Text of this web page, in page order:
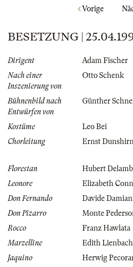
Vorige
BESETZUNG |
Dirigent
Adam Fischer
Nach einer
Inszenierung von
Otto Schenk
Bühnenbild nach
Entwürfen von
Günther
Kostüme
Leo Bei
Chorleitung
Ernst
Florestan
Hubert
Leonore
Elizabeth
Don Fernando
Davide
Don Pizarro
Monte
Rocco
Franz Hawlata
Marzelline
Edith
Jaquino
Herwig